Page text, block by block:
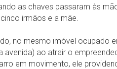
as chaves passaram às
irmãos e a mãe.
no mesmo imóvel ocupado
avenida) ao atrair o
em movimento, ele